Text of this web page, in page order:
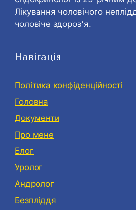
Лікування чоловічого
чоловіче здоровʼя.
Навігація
Політика конфіденційності
Головна
Документи
Про мене
Блог
Уролог
Андролог
Безпліддя